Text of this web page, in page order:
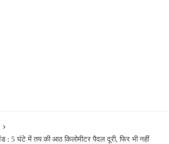
: 5 घंटे में तय की आठ किलोमीटर पैदल दूरी, फिर भी नहीं